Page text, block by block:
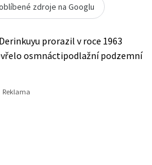
zdroje na Googlu
prorazil v roce 1963
osmnáctipodlažní podzemní